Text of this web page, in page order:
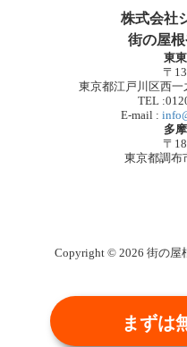
まずは
株式会社
街の屋
東
〒
東京都江戸川区西一
TEL
E-mail :
多
〒
東京都調布
Copyright © 2026 街の屋